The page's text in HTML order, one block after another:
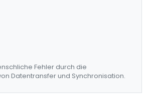
Fehler durch die
Datentransfer und Synchronisation.